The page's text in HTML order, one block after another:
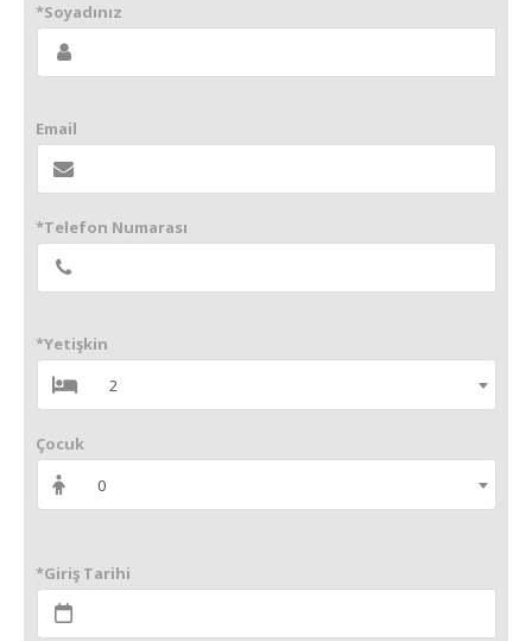
*Soyadınız
Email
*Telefon Numarası
*Yetişkin
2
Çocuk
0
*Giriş Tarihi